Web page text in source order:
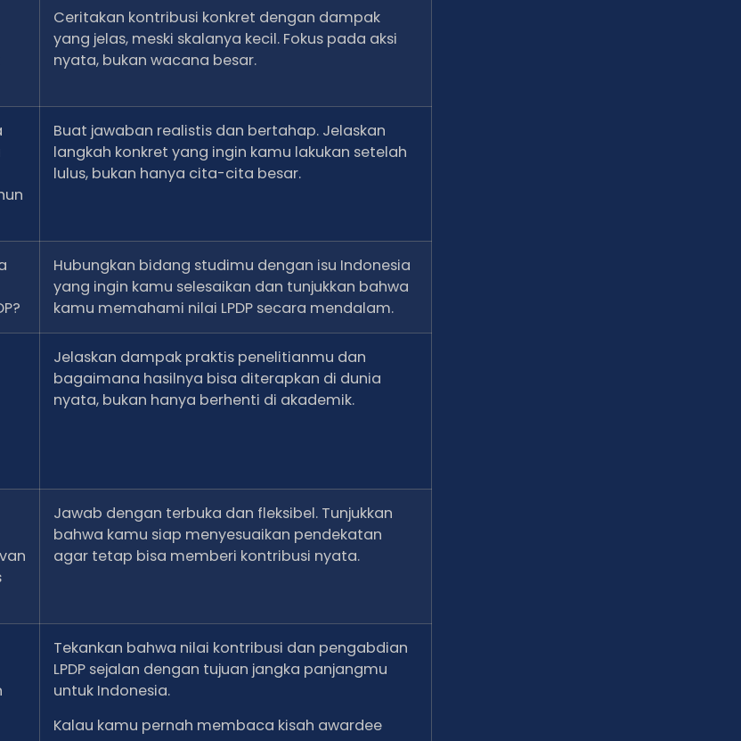
Ceritakan kontribusi konkret dengan dampak
yang jelas, meski skalanya kecil. Fokus pada aksi
nyata, bukan wacana besar.
Buat jawaban realistis dan bertahap. Jelaskan
langkah konkret yang ingin kamu lakukan setelah
lulus, bukan hanya cita-cita besar.
Hubungkan bidang studimu dengan isu Indonesia
yang ingin kamu selesaikan dan tunjukkan bahwa
kamu memahami nilai LPDP secara mendalam.
Jelaskan dampak praktis penelitianmu dan
bagaimana hasilnya bisa diterapkan di dunia
nyata, bukan hanya berhenti di akademik.
Jawab dengan terbuka dan fleksibel. Tunjukkan
bahwa kamu siap menyesuaikan pendekatan
agar tetap bisa memberi kontribusi nyata.
Tekankan bahwa nilai kontribusi dan pengabdian
LPDP sejalan dengan tujuan jangka panjangmu
untuk Indonesia.
Kalau kamu pernah membaca kisah awardee